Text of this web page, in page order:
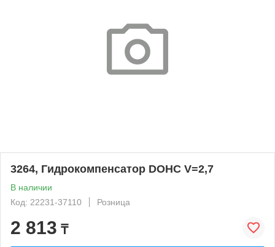
3264, Гидрокомпенсатор DOHC V=2,7
В наличии
Код: 22231-37110
Розница
2 813 ₸